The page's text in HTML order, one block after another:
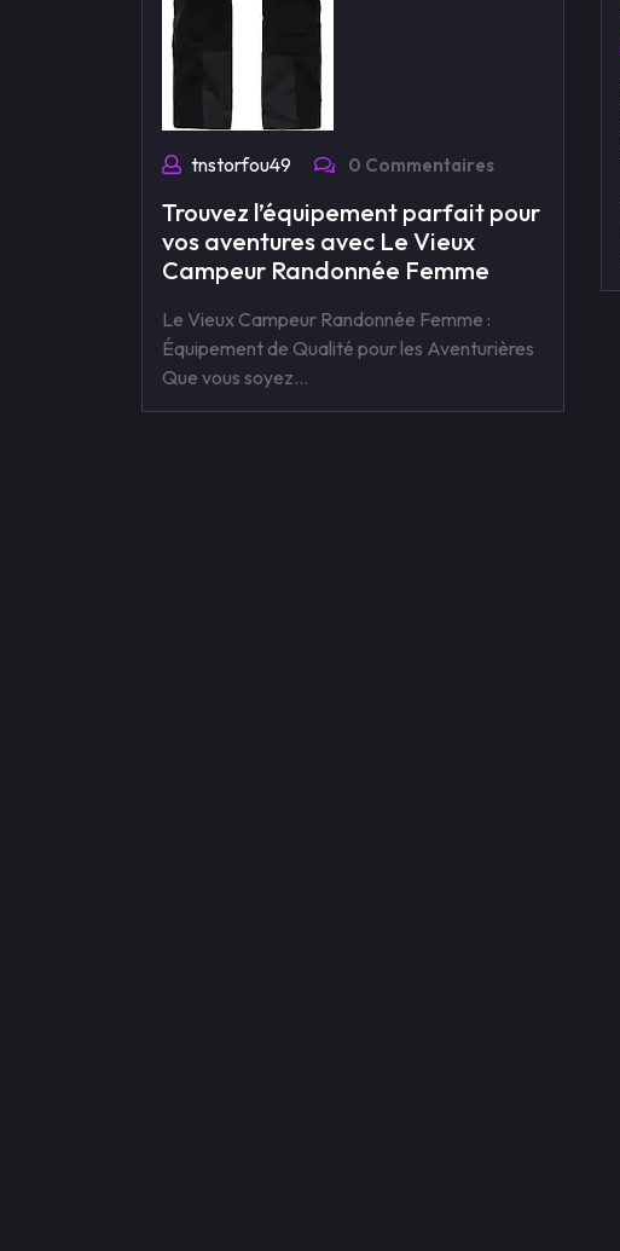
tnstorfou49 0 Commentaires
Trouvez l’équipement parfait pour
vos aventures avec Le Vieux
Campeur Randonnée Femme
Le Vieux Campeur Randonnée Femme :
Équipement de Qualité pour les Aventurières
Que vous soyez…